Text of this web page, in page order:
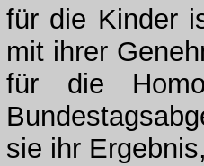
für die Kinder
mit ihrer
für die
sie ihr